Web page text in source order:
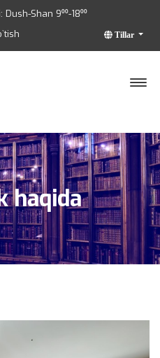
Dush-Shan 9⁰⁰-18⁰⁰
Tillar
haqida